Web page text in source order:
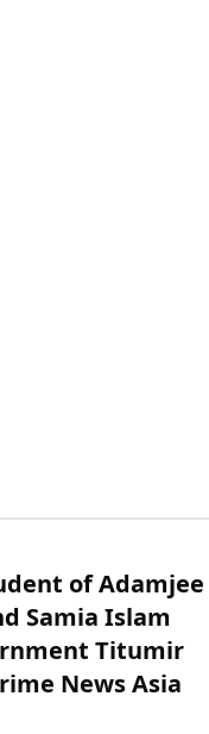
of Adamjee
Samia Islam
Titumir
News Asia